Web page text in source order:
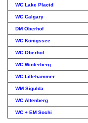
WC Lake Placid
WC Calgary
DM Oberhof
WC Königssee
WC Oberhof
WC Winterberg
WC Lillehammer
WM Sigulda
WC Altenberg
WC + EM Sochi